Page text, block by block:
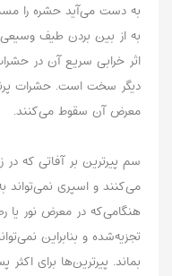
به دست می‌آید حشره را
به از بین بردن طیف
اثر خرابی سریع آن در
دیگر سخت است. حشرات
معرض آن سقوط می‌کنند.
سم پیرترین بر آفاتی که
می‌کنند و اسپری
هنگامی‌که در معرض نور یا
تجزیه‌شده و بنابراین
بماند. پیرترین‌ها برای